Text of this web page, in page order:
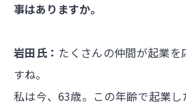
事はありますか。
岩田氏： たくさんの仲間が起業
すね。
私は今、63歳。この年齢で起業